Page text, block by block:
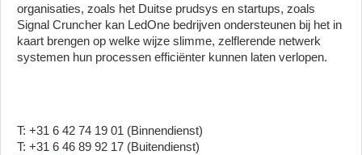
organisaties, zoals het Duitse prudsys en startups, zoals
Signal Cruncher kan LedOne bedrijven ondersteunen bij het in
kaart brengen op welke wijze slimme, zelflerende netwerk
systemen hun processen efficiënter kunnen laten verlopen.
T: +31 6 42 74 19 01 (Binnendienst)
T: +31 6 46 89 92 17 (Buitendienst)